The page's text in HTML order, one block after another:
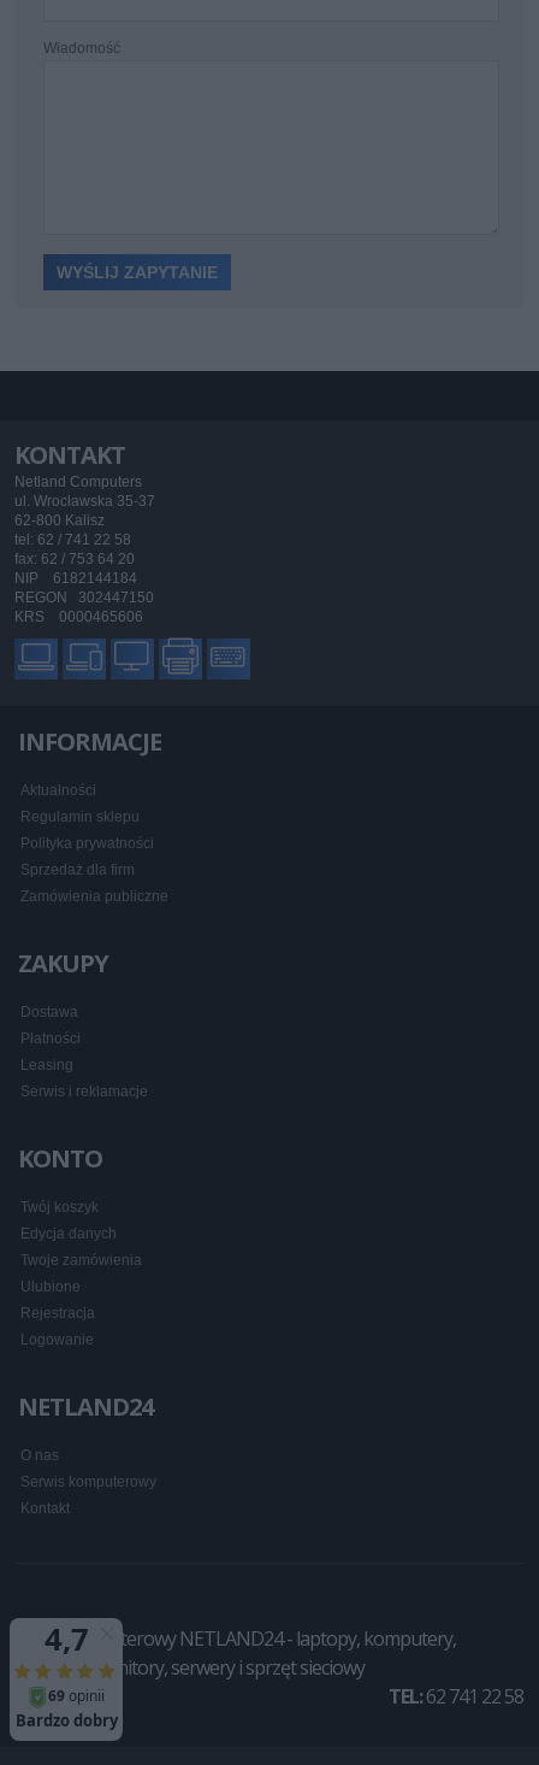
Wiadomość
KONTAKT
Netland Computers
ul. Wrocławska 35-37
62-800 Kalisz
tel: 62 / 741 22 58
fax: 62 / 753 64 20
NIP 6182144184
REGON 302447150
KRS 0000465606
INFORMACJE
Aktualności
Regulamin sklepu
Polityka prywatności
Sprzedaż dla firm
Zamówienia publiczne
ZAKUPY
Dostawa
Płatności
Leasing
Serwis i reklamacje
KONTO
Twój koszyk
Edycja danych
Twoje zamówienia
Ulubione
Rejestracja
Logowanie
NETLAND24
O nas
Serwis komputerowy
Kontakt
Sklep komputerowy NETLAND24 - laptopy, komputery,
drukarki, monitory, serwery i sprzęt sieciowy
TEL:62 741 22 58